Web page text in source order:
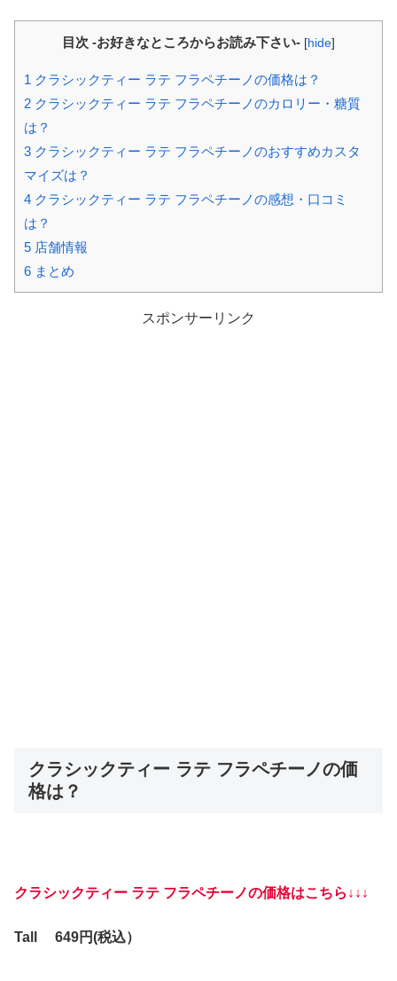
目次 -お好きなところからお読み下さい- [hide]
1 クラシックティー ラテ フラペチーノの価格は？
2 クラシックティー ラテ フラペチーノのカロリー・糖質
は？
3 クラシックティー ラテ フラペチーノのおすすめカスタ
マイズは？
4 クラシックティー ラテ フラペチーノの感想・口コミ
は？
5 店舗情報
6 まとめ
スポンサーリンク
クラシックティー ラテ フラペチーノの価
格は？
クラシックティー ラテ フラペチーノの価格はこちら↓↓↓
Tall 649円(税込）